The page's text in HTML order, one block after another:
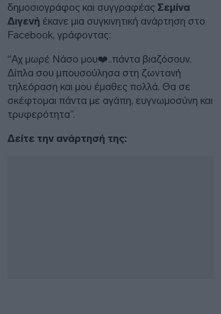
δημοσιογράφος και συγγραφέας Σεμίνα
Διγενή έκανε μια συγκινητική ανάρτηση στο
Facebook, γράφοντας:
“Αχ μωρέ Νάσο μου❤️..πάντα βιαζόσουν.
Δίπλα σου μπουσούλησα στη ζωντανή
τηλεόραση και μου έμαθες πολλά. Θα σε
σκέφτομαι πάντα με αγάπη, ευγνωμοσύνη και
τρυφερότητα”.
Δείτε την ανάρτησή της: